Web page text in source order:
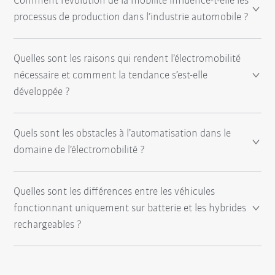
processus de production dans l’industrie automobile ?
Quelles sont les raisons qui rendent l’électromobilité
nécessaire et comment la tendance s’est-elle
développée ?
Quels sont les obstacles à l’automatisation dans le
domaine de l’électromobilité ?
Quelles sont les différences entre les véhicules
fonctionnant uniquement sur batterie et les hybrides
rechargeables ?